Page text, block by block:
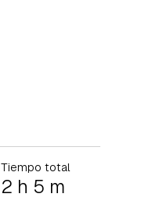
Tiempo total
2 h 5 m